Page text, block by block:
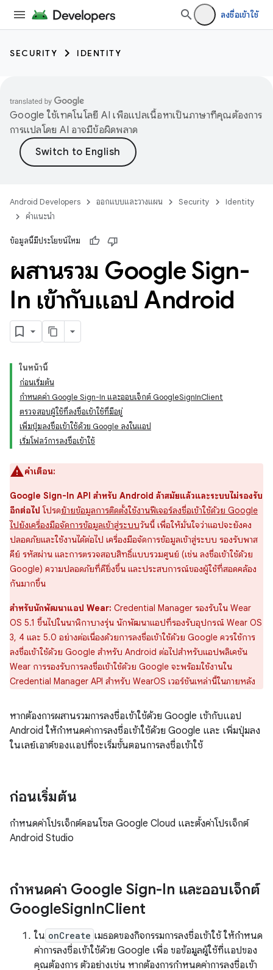
ลงชื่อเข้าใช้
SECURITY IDENTITY
Google ใช้เทคโนโลยี AI เพื่อแปลเนื้อหาเป็นภาษาที่คุณต้องการ
การแปลโดย AI อาจมีข้อผิดพลาด
Android Developers ออกแบบและวางแผน Security
Identity
คำแนะนำ
ข้อมูลนี้มีประโยชน์ไหม
ผสานรวม Google Sign-
In เข้ากับแอป Android
ในหน้านี้
ก่อนเริ่มต้น
กำหนดค่า Google Sign-In และออบเจ็กต์ GoogleSignInClient
ตรวจสอบผู้ใช้ที่ลงชื่อเข้าใช้ที่มีอยู่
เพิ่มปุ่มลงชื่อเข้าใช้ด้วย Google ลงในแอป
เริ่มโฟลว์การลงชื่อเข้าใช้
คำเตือน:
Google Sign-In API สำหรับ Android ล้าสมัยแล้วและระบบไม่รองรับ
อีกต่อไป โปรดย้ายข้อมูลการติดตั้งใช้งานฟีเจอร์ลงชื่อเข้าใช้ด้วย Google
ไปยังเครื่องมือจัดการข้อมูลเข้าสู่ระบบวันนี้ เพื่อให้มั่นใจว่าแอปจะยังคง
ปลอดภัยและใช้งานได้ต่อไป เครื่องมือจัดการข้อมูลเข้าสู่ระบบ รองรับพาส
คีย์ รหัสผ่าน และการตรวจสอบสิทธิ์แบบรวมศูนย์ (เช่น ลงชื่อเข้าใช้ด้วย
Google) ความปลอดภัยที่ดียิ่งขึ้น และประสบการณ์ของผู้ใช้ที่สอดคล้อง
กันมากขึ้น
สำหรับนักพัฒนาแอป Wear: Credential Manager รองรับใน Wear
OS 5.1 ขึ้นไปในนาฬิกาบางรุ่น นักพัฒนาแอปที่รองรับอุปกรณ์ Wear OS
3, 4 และ 5.0 อย่างต่อเนื่องด้วยการลงชื่อเข้าใช้ด้วย Google ควรใช้การ
ลงชื่อเข้าใช้ด้วย Google สำหรับ Android ต่อไปสำหรับแอปพลิเคชัน
Wear การรองรับการลงชื่อเข้าใช้ด้วย Google จะพร้อมใช้งานใน
Credential Manager API สำหรับ WearOS เวอร์ชันเหล่านี้ในภายหลัง
หากต้องการผสานรวมการลงชื่อเข้าใช้ด้วย Google เข้ากับแอป
Android ให้กำหนดค่าการลงชื่อเข้าใช้ด้วย Google และ เพิ่มปุ่มลง
ในเลย์เอาต์ของแอปที่จะเริ่มขั้นตอนการลงชื่อเข้าใช้
ก่อนเริ่มต้น
กำหนดค่าโปรเจ็กต์คอนโซล Google Cloud และตั้งค่าโปรเจ็กต์
Android Studio
กำหนดค่า Google Sign-In และออบเจ็กต์
GoogleSignInClient
ใน onCreate เมธอดของกิจกรรมการลงชื่อเข้าใช้ ให้กำหนด
ค่าการลงชื่อเข้าใช้ด้วย Google เพื่อ ขอข้อมูลผู้ใช้ที่แอปของ
คุณต้องการ ตัวอย่างเช่น หากต้องการกำหนดค่าการลงชื่อเข้า